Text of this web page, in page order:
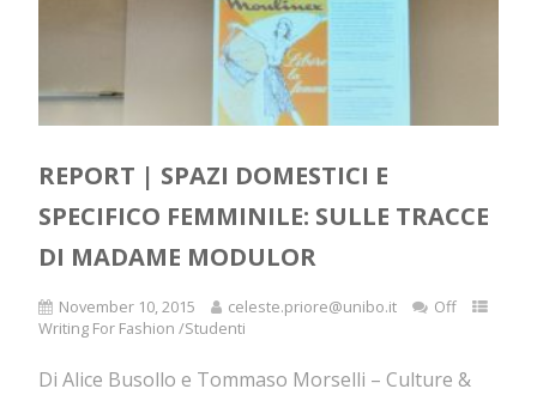
REPORT | SPAZI DOMESTICI E
SPECIFICO FEMMINILE: SULLE TRACCE
DI MADAME MODULOR
November 10, 2015 celeste.priore@unibo.it
Off
Writing For Fashion /Studenti
Di Alice Busollo e Tommaso Morselli – Culture &